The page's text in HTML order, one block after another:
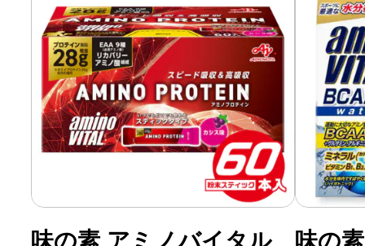
味の素 アミノバイタル 味の